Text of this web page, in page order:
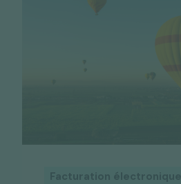
Facturation électronique